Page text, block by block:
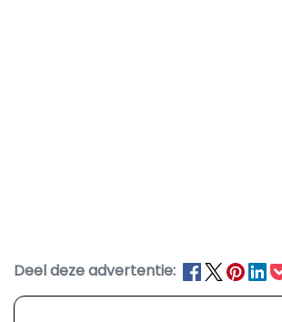
Deel deze advertentie: